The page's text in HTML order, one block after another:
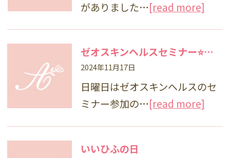
がありました…[read more]
ゼオスキンヘルスセミナー⭐️新商品大阪
2024年11月17日
日曜日はゼオスキンヘルスのセ
ミナー参加の…[read more]
いいひふの日